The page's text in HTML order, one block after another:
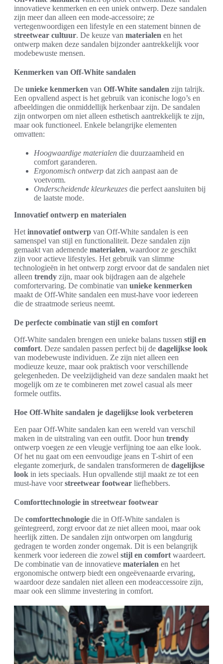
innovatieve kenmerken en een uniek ontwerp. Deze sandalen
zijn meer dan alleen een mode-accessoire; ze
vertegenwoordigen een lifestyle en een statement binnen de
streetwear cultuur. De keuze van materialen en het
ontwerp maken deze sandalen bijzonder aantrekkelijk voor
modebewuste mensen.
Kenmerken van Off-White sandalen
De unieke kenmerken van Off-White sandalen zijn talrijk.
Een opvallend aspect is het gebruik van iconische logo’s en
afbeeldingen die onmiddellijk herkenbaar zijn. De sandalen
zijn ontworpen om niet alleen esthetisch aantrekkelijk te zijn,
maar ook functioneel. Enkele belangrijke elementen
omvatten:
Hoogwaardige materialen die duurzaamheid en
comfort garanderen.
Ergonomisch ontwerp dat zich aanpast aan de
voetvorm.
Onderscheidende kleurkeuzes die perfect aansluiten bij
de laatste mode.
Innovatief ontwerp en materialen
Het innovatief ontwerp van Off-White sandalen is een
samenspel van stijl en functionaliteit. Deze sandalen zijn
gemaakt van ademende materialen, waardoor ze geschikt
zijn voor actieve lifestyles. Het gebruik van slimme
technologieën in het ontwerp zorgt ervoor dat de sandalen niet
alleen trendy zijn, maar ook bijdragen aan de algehele
comfortervaring. De combinatie van unieke kenmerken
maakt de Off-White sandalen een must-have voor iedereen
die de straatmode serieus neemt.
De perfecte combinatie van stijl en comfort
Off-White sandalen brengen een unieke balans tussen stijl en
comfort. Deze sandalen passen perfect bij de dagelijkse look
van modebewuste individuen. Ze zijn niet alleen een
modieuze keuze, maar ook praktisch voor verschillende
gelegenheden. De veelzijdigheid van deze sandalen maakt het
mogelijk om ze te combineren met zowel casual als meer
formele outfits.
Hoe Off-White sandalen je dagelijkse look verbeteren
Een paar Off-White sandalen kan een wereld van verschil
maken in de uitstraling van een outfit. Door hun trendy
ontwerp voegen ze een vleugje verfijning toe aan elke look.
Of het nu gaat om een eenvoudige jeans en T-shirt of een
elegante zomerjurk, de sandalen transformeren de dagelijkse
look in iets speciaals. Hun opvallende stijl maakt ze tot een
must-have voorstreetwear footwear liefhebbers.
Comforttechnologie in streetwear footwear
De comforttechnologie die in Off-White sandalen is
geïntegreerd, zorgt ervoor dat ze niet alleen mooi, maar ook
heerlijk zitten. De sandalen zijn ontworpen om langdurig
gedragen te worden zonder ongemak. Dit is een belangrijk
kenmerk voor iedereen die zowel stijl en comfort waardeert.
De combinatie van de innovatieve materialen en het
ergonomische ontwerp biedt een ongeëvenaarde ervaring,
waardoor deze sandalen niet alleen een modeaccessoire zijn,
maar ook een slimme investering in comfort.